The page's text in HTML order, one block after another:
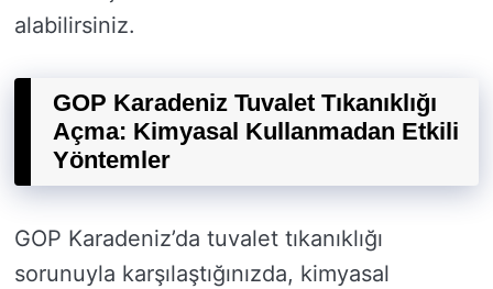
alabilirsiniz.
GOP Karadeniz Tuvalet Tıkanıklığı
Açma: Kimyasal Kullanmadan Etkili
Yöntemler
GOP Karadeniz’da tuvalet tıkanıklığı
sorunuyla karşılaştığınızda, kimyasal